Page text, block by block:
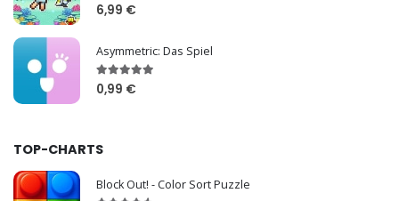
6,99 €
Asymmetric: Das Spiel
0,99 €
TOP-CHARTS
Block Out! - Color Sort Puzzle